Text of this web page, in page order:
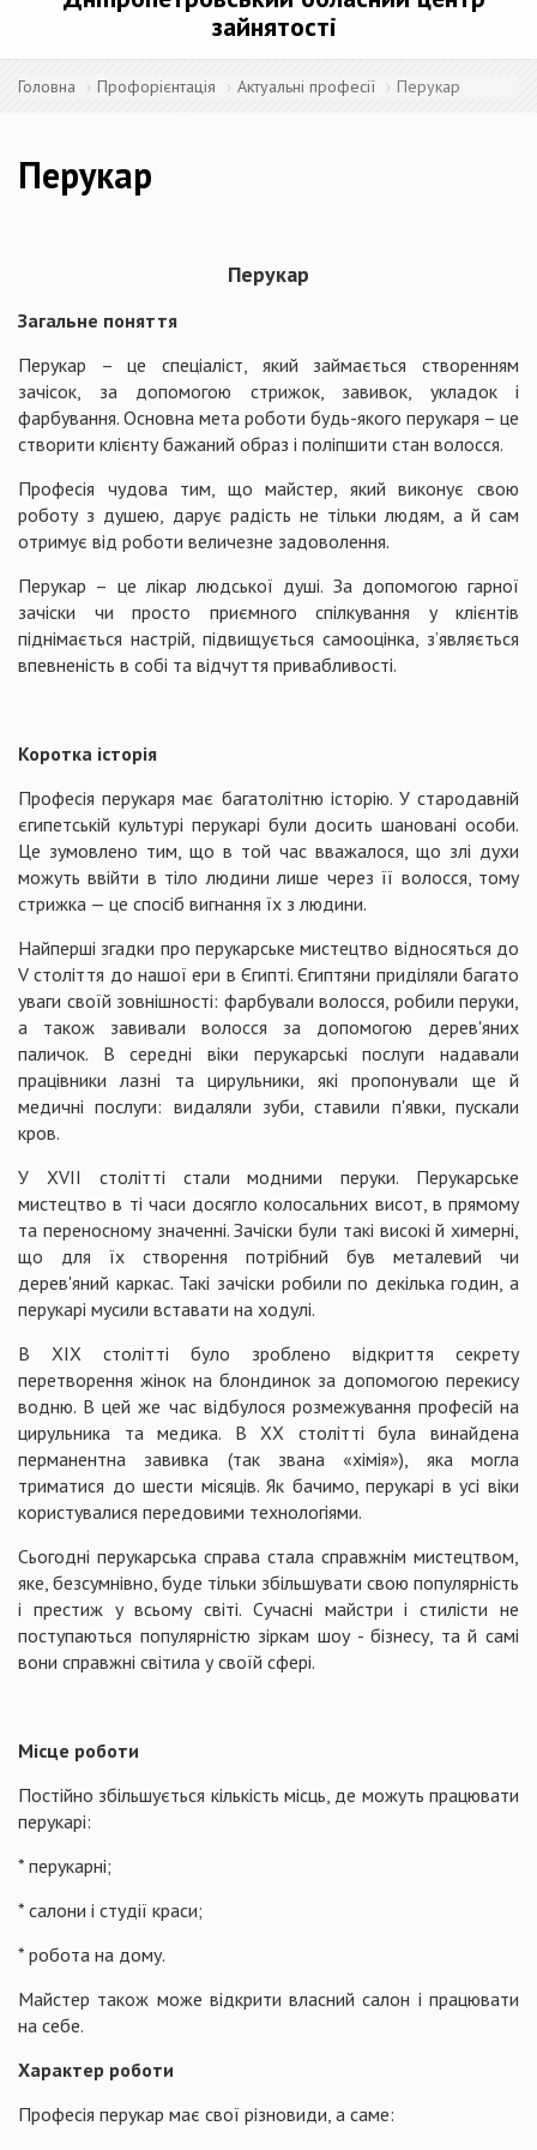
зайнятості
Головна Профорієнтація Актуальні професії Перукар
Перукар
Перукар
Загальне поняття
Перукар – це спеціаліст, який займається створенням
зачісок, за допомогою стрижок, завивок, укладок і
фарбування. Основна мета роботи будь-якого перукаря – це
створити клієнту бажаний образ і поліпшити стан волосся.
Професія чудова тим, що майстер, який виконує свою
роботу з душею, дарує радість не тільки людям, а й сам
отримує від роботи величезне задоволення.
Перукар – це лікар людської душі. За допомогою гарної
зачіски чи просто приємного спілкування у клієнтів
піднімається настрій, підвищується самооцінка, з’являється
впевненість в собі та відчуття привабливості.
Коротка історія
Професія перукаря має багатолітню історію. У стародавній
єгипетській культурі перукарі були досить шановані особи.
Це зумовлено тим, що в той час вважалося, що злі духи
можуть ввійти в тіло людини лише через її волосся, тому
стрижка — це спосіб вигнання їх з людини.
Найперші згадки про перукарське мистецтво відносяться до
V століття до нашої ери в Єгипті. Єгиптяни приділяли багато
уваги своїй зовнішності: фарбували волосся, робили перуки,
а також завивали волосся за допомогою дерев'яних
паличок. В середні віки перукарські послуги надавали
працівники лазні та цирульники, які пропонували ще й
медичні послуги: видаляли зуби, ставили п'явки, пускали
кров.
У XVII столітті стали модними перуки. Перукарське
мистецтво в ті часи досягло колосальних висот, в прямому
та переносному значенні. Зачіски були такі високі й химерні,
що для їх створення потрібний був металевий чи
дерев'яний каркас. Такі зачіски робили по декілька годин, а
перукарі мусили вставати на ходулі.
В XIX столітті було зроблено відкриття секрету
перетворення жінок на блондинок за допомогою перекису
водню. В цей же час відбулося розмежування професій на
цирульника та медика. В XX столітті була винайдена
перманентна завивка (так звана «хімія»), яка могла
триматися до шести місяців. Як бачимо, перукарі в усі віки
користувалися передовими технологіями.
Сьогодні перукарська справа стала справжнім мистецтвом,
яке, безсумнівно, буде тільки збільшувати свою популярність
і престиж у всьому світі. Сучасні майстри і стилісти не
поступаються популярністю зіркам шоу - бізнесу, та й самі
вони справжні світила у своїй сфері.
Місце роботи
Постійно збільшується кількість місць, де можуть працювати
перукарі:
* перукарні;
* салони і студії краси;
* робота на дому.
Майстер також може відкрити власний салон і працювати
на себе.
Характер роботи
Професія перукар має свої різновиди, а саме: